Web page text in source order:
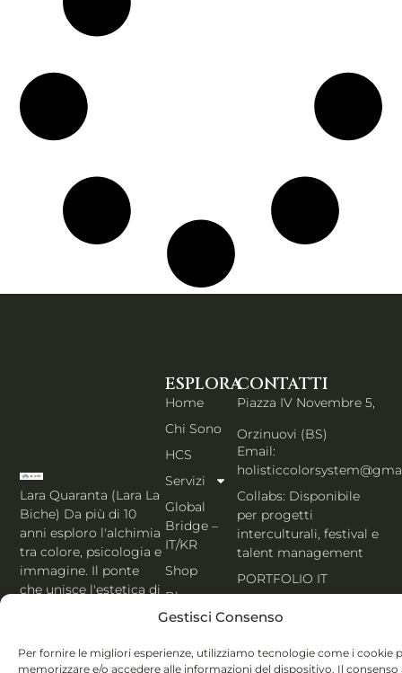
Gestisci Consenso
Per fornire le migliori esperienze, utilizziamo tecnologie come i cookie
memorizzare e/o accedere alle informazioni del dispositivo. Il consenso
Lara Quaranta (Lara La
Biche) Da più di 10
anni esploro l'alchimia
tra colore, psicologia e
immagine. Il ponte
che unisce l'estetica di
MBTI, Enneagramma &
Holistic Color
ESPLORA
Home
Chi Sono
HCS
Servizi
Global
Bridge –
IT/KR
Shop
Blog
Contatti
Italiano
CONTATTI
Piazza IV Novembre 5,
Orzinuovi (BS)
Email:
Collabs: Disponibile
per progetti
interculturali, festival e
talent management
PORTFOLIO IT